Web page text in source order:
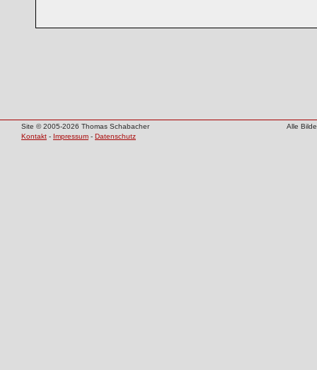
Site © 2005-2026 Thomas Schabacher
Alle
Kontakt - Impressum - Datenschutz